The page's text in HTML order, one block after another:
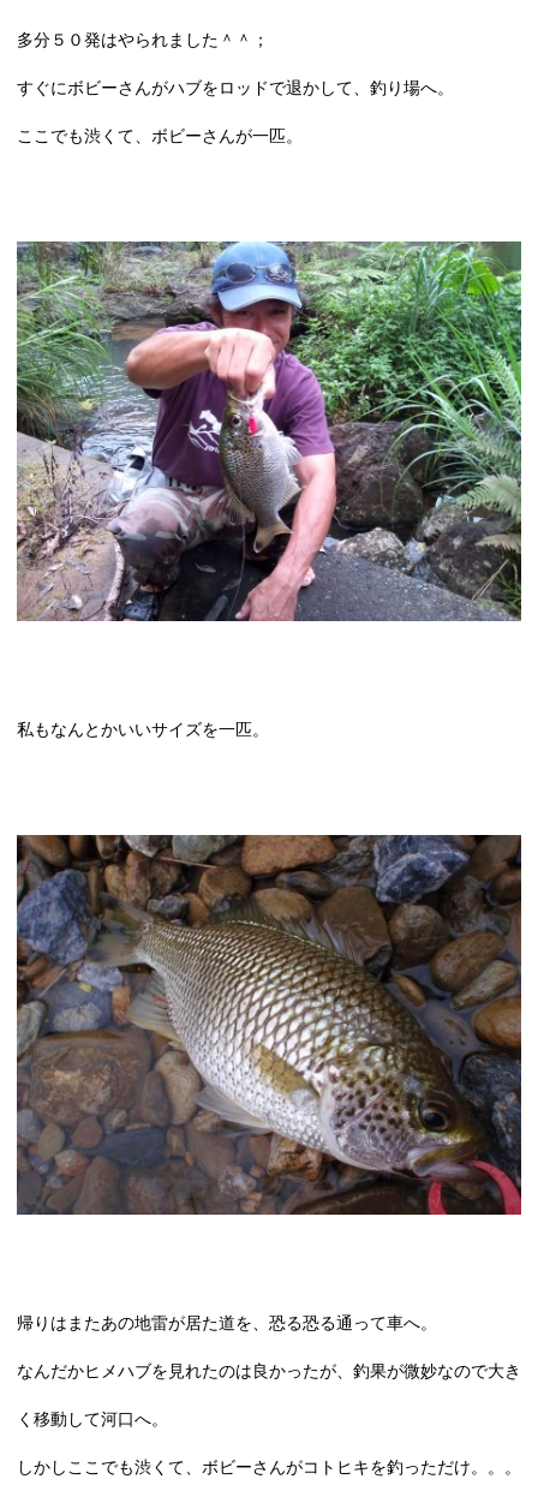
多分５０発はやられました＾＾；
すぐにボビーさんがハブをロッドで退かして、釣り場へ。
ここでも渋くて、ボビーさんが一匹。
私もなんとかいいサイズを一匹。
帰りはまたあの地雷が居た道を、恐る恐る通って車へ。
なんだかヒメハブを見れたのは良かったが、釣果が微妙なので大き
く移動して河口へ。
しかしここでも渋くて、ボビーさんがコトヒキを釣っただけ。。。